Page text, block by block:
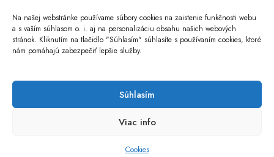
Na našej webstránke používame súbory cookies na zaistenie funkčnosti webu
a s vaším súhlasom o. i. aj na personalizáciu obsahu našich webových
stránok. Kliknutím na tlačidlo "Súhlasím" súhlasíte s používaním cookies, ktoré
nám pomáhajú zabezpečiť lepšie služby.
Súhlasím
Viac info
Cookies